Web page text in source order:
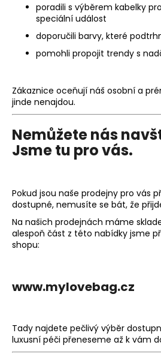
poradili s výběrem kabelky
speciální událost
doporučili barvy, které
pomohli propojit trendy s
Zákaznice oceňují náš osobní a
jinde nenajdou.
Nemůžete nás
Jsme tu pro vás.
Pokud jsou naše prodejny pro vás
dostupné, nemusíte se bát, že
Na našich prodejnách máme
alespoň část z této nabídky jsme
shopu:
www.mylovebag.cz
Tady najdete pečlivý výběr
luxusní péči přeneseme až k vám